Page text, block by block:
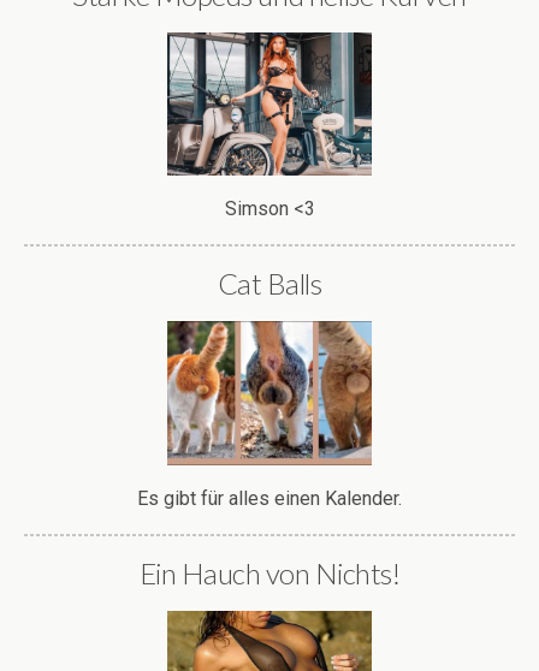
Simson <3
Cat Balls
Es gibt für alles einen Kalender.
Ein Hauch von Nichts!